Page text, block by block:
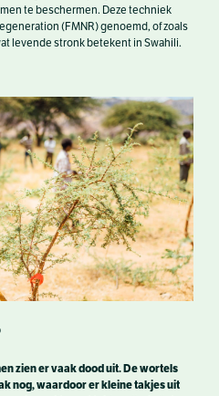
te beschermen. Deze techniek
(FMNR) genoemd, of zoals
levende stronk betekent in Swahili.
zien er vaak dood uit. De wortels
nog, waardoor er kleine takjes uit